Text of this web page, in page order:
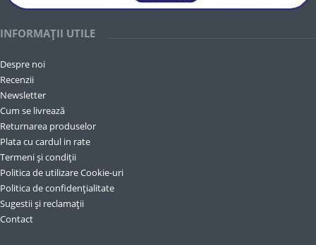
INFORMAȚII UTILE
Despre noi
Recenzii
Newsletter
Cum se livrează
Returnarea produselor
Plata cu cardul in rate
Termeni și condiții
Politica de utilizare Cookie-uri
Politica de confidențialitate
Sugestii și reclamații
Contact